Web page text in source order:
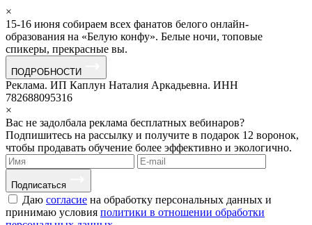
×
15-16 июня собираем всех фанатов белого онлайн-
образования на «Белую конфу». Белые ночи, топовые
спикеры, прекрасные вы.
ПОДРОБНОСТИ
Реклама. ИП Каплун Наталия Аркадьевна. ИНН
782688095316
×
Вас не задолбала реклама бесплатных вебинаров?
Подпишитесь на рассылку и получите в подарок 12 воронок,
чтобы продавать обучение более эффективно и экологично.
Подписаться
Даю согласие на обработку персональных данных и
принимаю условия политики в отношении обработки